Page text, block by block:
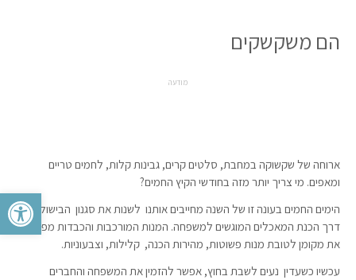
פתח
הם משקשקים
מודעה
ארוחה של שקשוקה במחבת, סלטים קרים, גבינות קלות, לחמים טריים
ומאפים. מי צריך יותר מזה בחודשי הקיץ החמים?
הימים החמים בעונה זו של השנה מחייבים אותנו לשנות את סגנון הבישול ואת
דרך הכנת המאכלים המוגשים למשפחה. המנות המורכבות והכבדות מפנות
את מקומן לטובת מנות פשוטות, מהירות הכנה, קלילות, וצבעוניות.
עכשיו כשעדין נעים לשבת בחוץ, אפשר להזמין את המשפחה והחברים